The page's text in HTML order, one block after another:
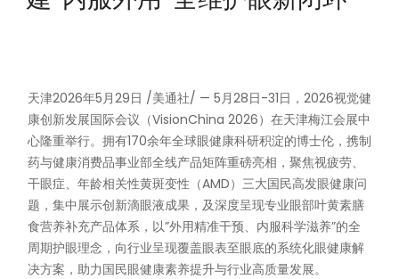
天津2026年5月29日 /美通社/ — 5月28日-31日，2026视觉健
康创新发展国际会议（VisionChina 2026）在天津梅江会展中
心隆重举行。拥有170余年全球眼健康科研积淀的博士伦，携制
药与健康消费品事业部全线产品矩阵重磅亮相，聚焦视疲劳、
干眼症、年龄相关性黄斑变性（AMD）三大国民高发眼健康问
题，集中展示创新滴眼液成果，及深度呈现专业眼部叶黄素膳
食营养补充产品体系，以”外用精准干预、内服科学滋养”的全
周期护眼理念，向行业呈现覆盖眼表至眼底的系统化眼健康解
决方案，助力国民眼健康素养提升与行业高质量发展。